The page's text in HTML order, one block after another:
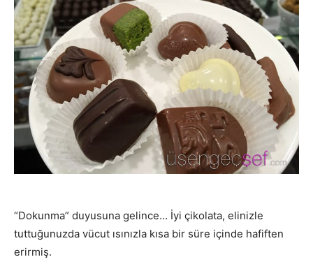
“Dokunma” duyusuna gelince… İyi çikolata, elinizle
tuttuğunuzda vücut ısınızla kısa bir süre içinde hafiften
erirmiş.